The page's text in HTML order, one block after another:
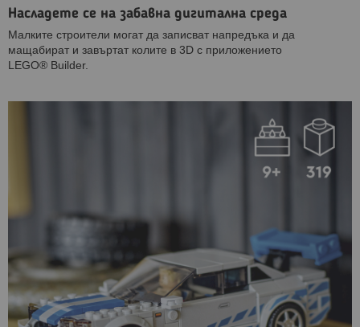
Насладете се на забавна дигитална среда
Малките строители могат да записват напредъка и да
мащабират и завъртат колите в 3D с приложението
LEGO® Builder.